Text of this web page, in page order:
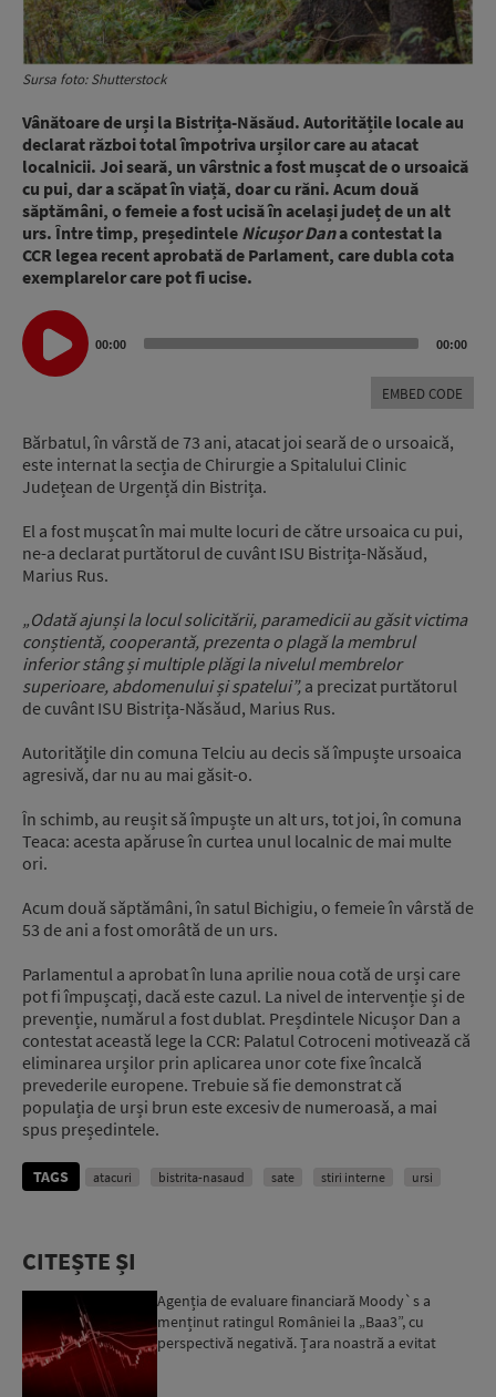
Sursa foto: Shutterstock
Vânătoare de urși la Bistrița-Năsăud. Autoritățile locale au
declarat război total împotriva urșilor care au atacat
localnicii. Joi seară, un vârstnic a fost mușcat de o ursoaică
cu pui, dar a scăpat în viață, doar cu răni. Acum două
săptămâni, o femeie a fost ucisă în același județ de un alt
urs. Între timp, președintele Nicușor Dana contestat la
CCR legea recent aprobată de Parlament, care dubla cota
exemplarelor care pot fi ucise.
Audio
Player
00:00 00:00
EMBED CODE
Bărbatul, în vârstă de 73 ani, atacat joi seară de o ursoaică,
este internat la secția de Chirurgie a Spitalului Clinic
Județean de Urgență din Bistrița.
El a fost mușcat în mai multe locuri de către ursoaica cu pui,
ne-a declarat purtătorul de cuvânt ISU Bistrița-Năsăud,
Marius Rus.
„Odată ajunși la locul solicitării, paramedicii au găsit victima
conștientă, cooperantă, prezenta o plagă la membrul
inferior stâng și multiple plăgi la nivelul membrelor
superioare, abdomenului și spatelui”, a precizat purtătorul
de cuvânt ISU Bistrița-Năsăud, Marius Rus.
Autoritățile din comuna Telciu au decis să împuște ursoaica
agresivă, dar nu au mai găsit-o.
În schimb, au reușit să împuște un alt urs, tot joi, în comuna
Teaca: acesta apăruse în curtea unul localnic de mai multe
ori.
Acum două săptămâni, în satul Bichigiu, o femeie în vârstă de
53 de ani a fost omorâtă de un urs.
Parlamentul a aprobat în luna aprilie noua cotă de urși care
pot fi împușcați, dacă este cazul. La nivel de intervenție și de
prevenție, numărul a fost dublat. Preșdintele Nicușor Dan a
contestat această lege la CCR: Palatul Cotroceni motivează că
eliminarea urșilor prin aplicarea unor cote fixe încalcă
prevederile europene. Trebuie să fie demonstrat că
populația de urși brun este excesiv de numeroasă, a mai
spus președintele.
TAGS atacuri bistrita-nasaud sate stiri interne ursi
CITEȘTE ȘI
Agenția de evaluare financiară Moody`s a
menținut ratingul României la „Baa3”, cu
perspectivă negativă. Țara noastră a evitat